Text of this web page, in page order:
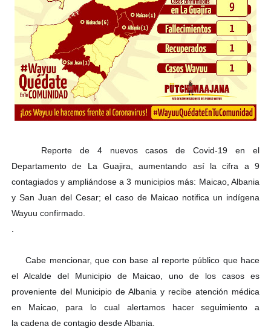
Reporte de 4 nuevos casos de Covid-19 en el
Departamento de La Guajira, aumentando así la cifra a 9
contagiados y ampliándose a 3 municipios más: Maicao, Albania
y San Juan del Cesar; el caso de Maicao notifica un indígena
Wayuu confirmado.
Cabe mencionar, que con base al reporte público que hace
el Alcalde del Municipio de Maicao, uno de los casos es
proveniente del Municipio de Albania y recibe atención médica
en Maicao, para lo cual alertamos hacer seguimiento a
la cadena de contagio desde Albania.